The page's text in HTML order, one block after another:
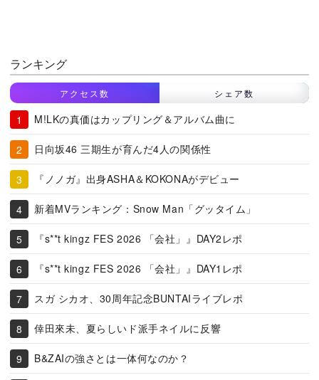
ランキング
アクセス数 シェア数
M!LKの真価はカップリング＆アルバム曲に
日向坂46 三期生が育んだ4人の関係性
『ノノガ』出身ASHA＆KOKONAがデビュー
新着MVランキング：Snow Man「グッタイム」
『s**t kingz FES 2026 「会社」』DAY2レポ
『s**t kingz FES 2026 「会社」』DAY1レポ
スガ シカオ、30周年記念BUNTAIライブレポ
倖田來未、夏らしいド派手ネイルに反響
B&ZAIの強さとは一体何なのか？